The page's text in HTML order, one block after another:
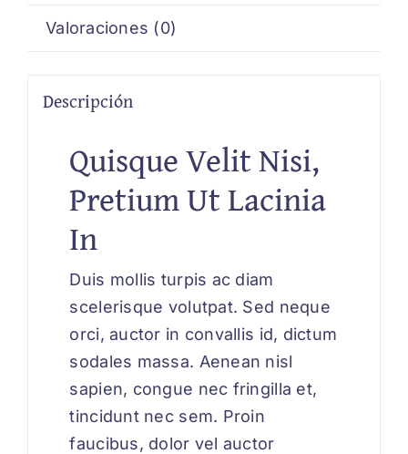
Valoraciones (0)
Descripción
Quisque Velit Nisi,
Pretium Ut Lacinia
In
Duis mollis turpis ac diam
scelerisque volutpat. Sed neque
orci, auctor in convallis id, dictum
sodales massa. Aenean nisl
sapien, congue nec fringilla et,
tincidunt nec sem. Proin
faucibus, dolor vel auctor